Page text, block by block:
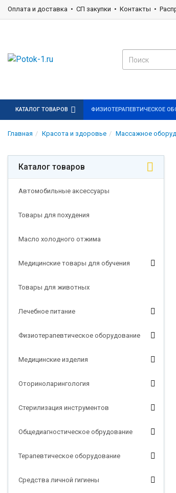
Оплата и доставка СП закупки Контакты
КАТАЛОГ ТОВАРОВ ФИЗИОТЕРАПЕВТИЧЕСКОЕ
Главная Красота и здоровье Массажное
Каталог товаров
Автомобильные аксессуары
Товары для похудения
Масло холодного отжима
Медицинские товары для обучения
Товары для животных
Лечебное питание
Физиотерапевтическое оборудование
Медицинские изделия
Оториноларингология
Стерилизация инструментов
Общедиагностическое обрудование
Терапевтическое оборудование
Средства личной гигиены